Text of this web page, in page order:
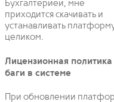
Бухгалтерией, мне
приходится скачивать и
устанавливать
целиком.
Лицензионная политика
баги в системе
При обновлении